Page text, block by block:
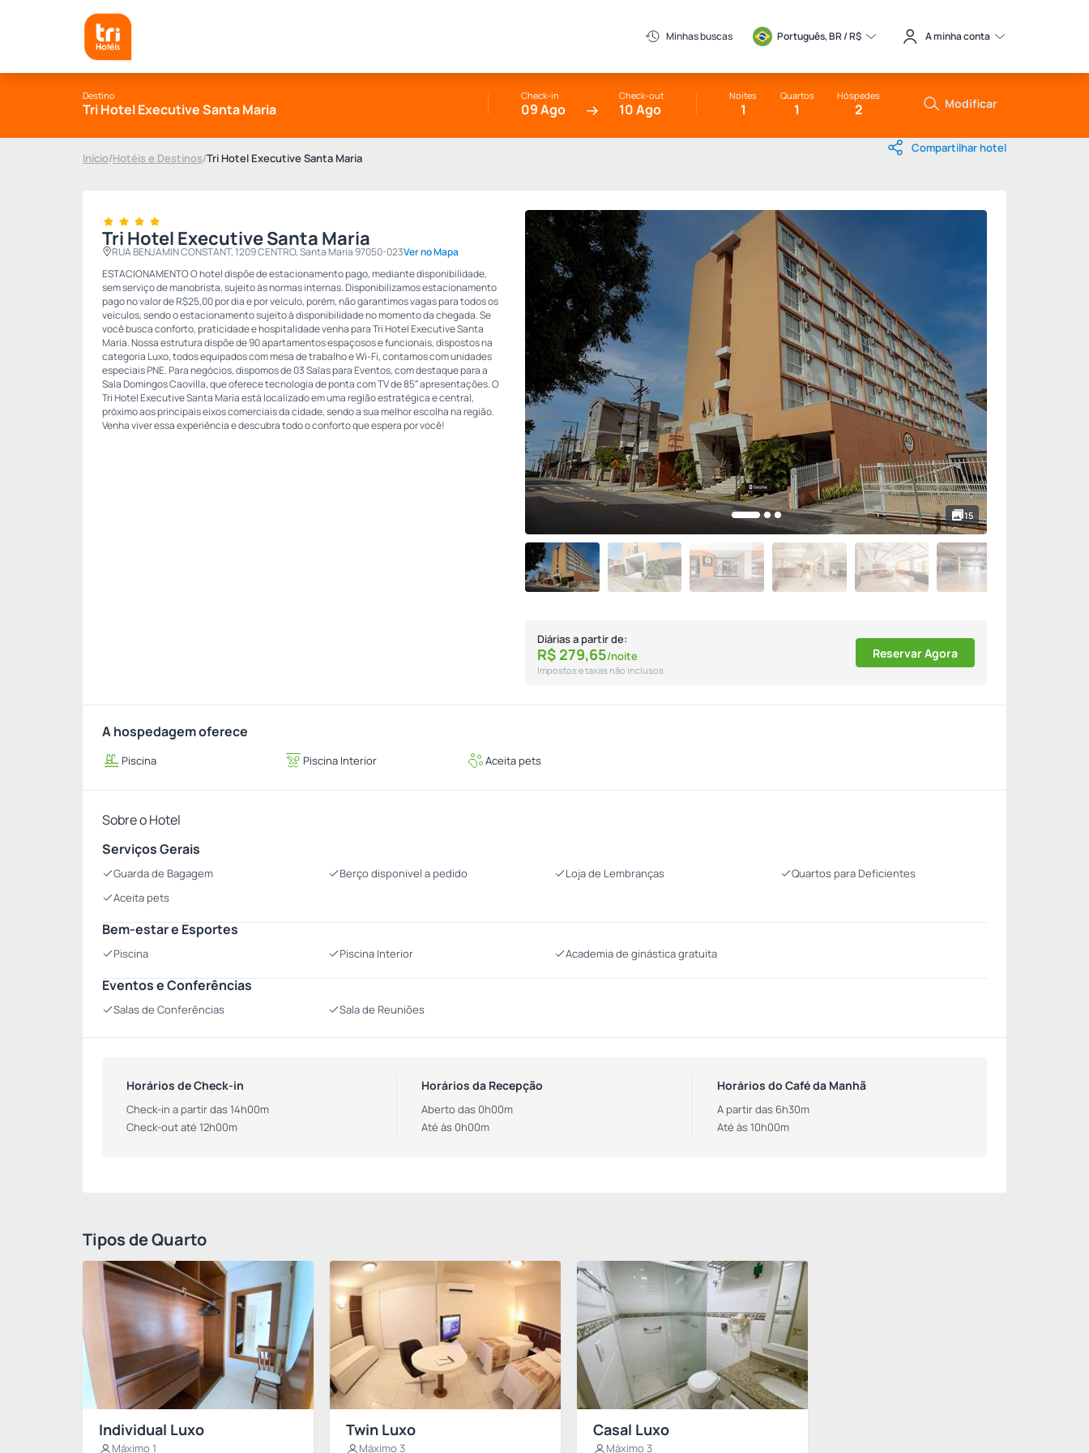
Minhas buscas Português, BR / R$ A minha conta
Destino
Tri Hotel Executive Santa Maria
Check-in
09 Ago
Check-out
10 Ago
Noites
1
Quartos
1
Hóspedes
2 Modificar
Início/Hotéis e Destinos/Tri Hotel Executive Santa Maria
Compartilhar hotel
Tri Hotel Executive Santa Maria
RUA BENJAMIN CONSTANT, 1209 CENTRO, Santa Maria 97050-023Ver no Mapa
ESTACIONAMENTO O hotel dispõe de estacionamento pago, mediante disponibilidade,
sem serviço de manobrista, sujeito às normas internas. Disponibilizamos estacionamento
pago no valor de R$25,00 por dia e por veículo, porém, não garantimos vagas para todos os
veículos, sendo o estacionamento sujeito à disponibilidade no momento da chegada. Se
você busca conforto, praticidade e hospitalidade venha para Tri Hotel Executive Santa
Maria. Nossa estrutura dispõe de 90 apartamentos espaçosos e funcionais, dispostos na
categoria Luxo, todos equipados com mesa de trabalho e Wi-Fi, contamos com unidades
especiais PNE. Para negócios, dispomos de 03 Salas para Eventos, com destaque para a
Sala Domingos Caovilla, que oferece tecnologia de ponta com TV de 85″ apresentações. O
Tri Hotel Executive Santa Maria está localizado em uma região estratégica e central,
próximo aos principais eixos comerciais da cidade, sendo a sua melhor escolha na região.
Venha viver essa experiência e descubra todo o conforto que espera por você!
15
Diárias a partir de:
R$ 279,65/noite
Impostos e taxas não inclusos
Reservar Agora
A hospedagem oferece
Piscina Piscina Interior Aceita pets
Sobre o Hotel
Serviços Gerais
Guarda de Bagagem Berço disponivel a pedido Loja de Lembranças
Quartos para Deficientes
Aceita pets
Bem-estar e Esportes
Piscina Piscina Interior Academia de ginástica gratuita
Eventos e Conferências
Salas de Conferências Sala de Reuniões
Horários de Check-in
Check-in a partir das 14h00m
Check-out até 12h00m
Horários da Recepção
Aberto das 0h00m
Até às 0h00m
Horários do Café da Manhã
A partir das 6h30m
Até às 10h00m
Tipos de Quarto
Individual Luxo
Máximo 1
Twin Luxo
Máximo 3
Casal Luxo
Máximo 3